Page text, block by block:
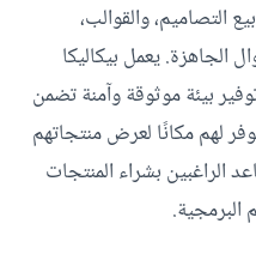
التصاميم، والقوالب،
الجاهزة. يعمل بيكاليكا
بيئة موثوقة وآمنة تضمن
لهم مكانًا لعرض منتجاتهم
بشراء المنتجات
البرمجية.